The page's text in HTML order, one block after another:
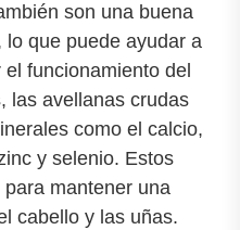
son una buena
que puede ayudar a
funcionamiento del
las avellanas crudas
como el calcio,
y selenio. Estos
mantener una
cabello y las uñas.